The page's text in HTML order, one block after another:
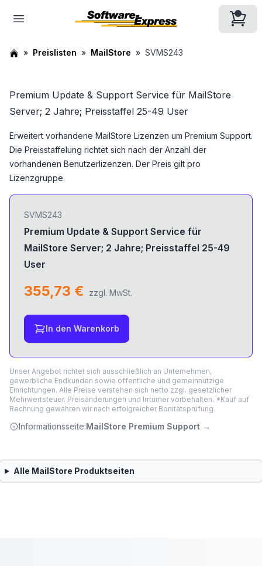
Preislisten MailStore SVMS243
Premium Update & Support Service für MailStore
Server; 2 Jahre; Preisstaffel 25-49 User
Erweitert vorhandene MailStore Lizenzen um Premium Support.
Die Preisstaffelung richtet sich nach der Anzahl der
vorhandenen Benutzerlizenzen. Der Preis gilt pro
Lizenzgruppe.
SVMS243
Premium Update & Support Service für
MailStore Server; 2 Jahre; Preisstaffel 25-49
User
355,73 € zzgl. MwSt.
In den Warenkorb
Unser Angebot richtet sich ausschließlich an Unternehmen,
gewerbliche Endkunden sowie öffentliche und gemeinnützige
Einrichtungen. Alle Preise verstehen sich netto zzgl. gesetzlicher
Mehrwertsteuer. Preisänderungen und Irrtümer vorbehalten. *Kauf auf
Rechnung gewähren wir nach erfolgreicher Bonitätsprüfung.
Informationsseite:MailStore Premium Support →
Alle MailStore Produktseiten